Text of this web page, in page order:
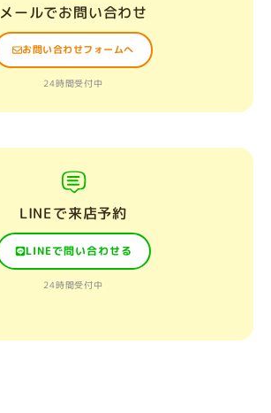
メールでお問い合わせ
お問い合わせフォームへ
24時間受付中
LINEで来店予約
LINEで問い合わせる
24時間受付中